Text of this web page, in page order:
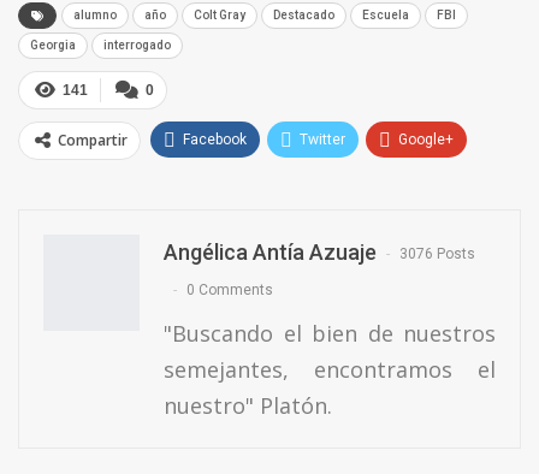
alumno año Colt Gray Destacado Escuela FBI
Georgia interrogado
0
141
Compartir Facebook Twitter Google+
Angélica Antía Azuaje 3076 Posts
0 Comments
"Buscando el bien de nuestros
semejantes, encontramos el
nuestro" Platón.